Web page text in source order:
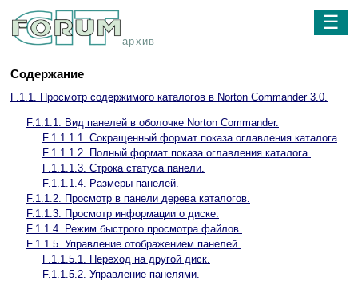
архив
☰
Содержание
F.1.1. Просмотр содержимого каталогов в Norton Commander 3.0.
F.1.1.1. Вид панелей в оболочке Norton Commander.
F.1.1.1.1. Сокращенный формат показа оглавления каталога
F.1.1.1.2. Полный формат показа оглавления каталога.
F.1.1.1.3. Строка статуса панели.
F.1.1.1.4. Размеры панелей.
F.1.1.2. Просмотр в панели дерева каталогов.
F.1.1.3. Просмотр информации о диске.
F.1.1.4. Режим быстрого просмотра файлов.
F.1.1.5. Управление отображением панелей.
F.1.1.5.1. Переход на другой диск.
F.1.1.5.2. Управление панелями.